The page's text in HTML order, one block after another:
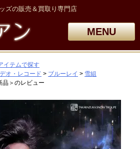
ズの販売＆買取り専門店
MENU
イテムで探す
オ・レコード
ブルーレイ
雪組
品＞のレビュー